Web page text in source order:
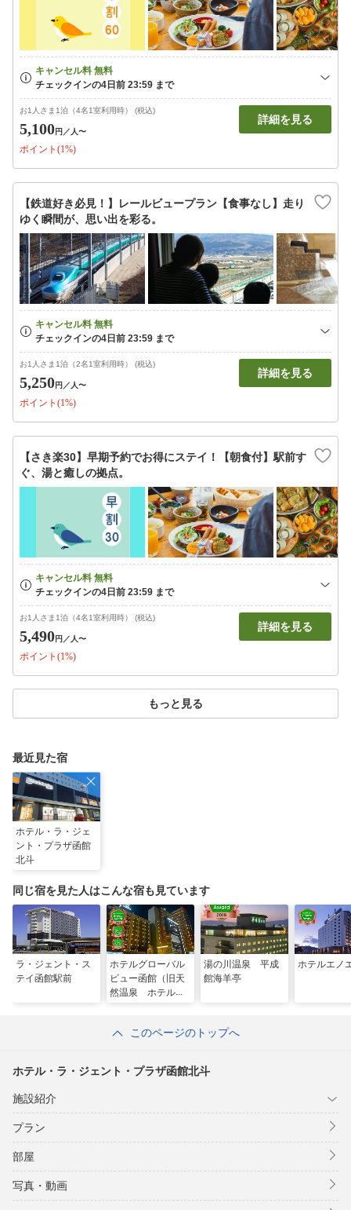
お1人さま1泊（4名1室利用時） (税込)
5,100円 ／人〜
ポイント(1%)
詳細を見る
【鉄道好き必見！】レールビュープラン【食事なし】走り
ゆく瞬間が、思い出を彩る。
お1人さま1泊（2名1室利用時） (税込)
5,250円 ／人〜
ポイント(1%)
詳細を見る
【さき楽30】早期予約でお得にステイ！【朝食付】駅前す
ぐ、湯と癒しの拠点。
お1人さま1泊（4名1室利用時） (税込)
5,490円 ／人〜
ポイント(1%)
詳細を見る
もっと見る
最近見た宿
ホテル・ラ・ジェ
ント・プラザ函館
北斗
同じ宿を見た人はこんな宿も見ています
ラ・ジェント・ス
テイ函館駅前
ホテルグローバル
ビュー函館（旧天
然温泉 ホテルパ
湯の川温泉 平成
館海羊亭
ホテルエノ
このページのトップへ
ホテル・ラ・ジェント・プラザ函館北斗
施設紹介
プラン
部屋
写真・動画